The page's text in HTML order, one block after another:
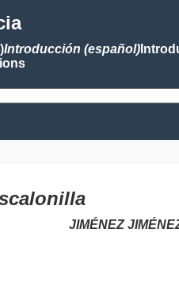
Introducción (español)
JIMÉNEZ